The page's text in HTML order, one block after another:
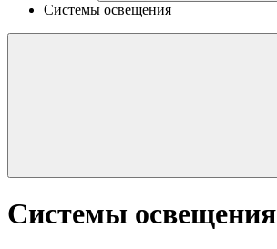
Системы освещения
Системы освещения